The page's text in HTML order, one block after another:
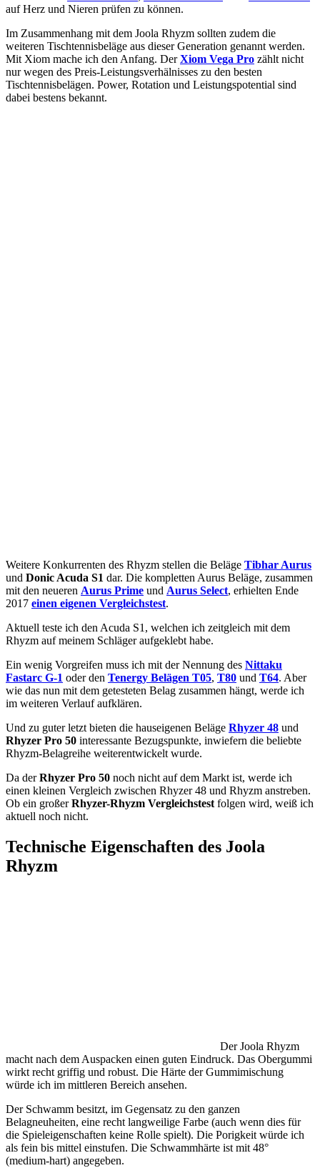
auf Herz und Nieren prüfen zu können.
Im Zusammenhang mit dem Joola Rhyzm sollten zudem die
weiteren Tischtennisbeläge aus dieser Generation genannt werden.
Mit Xiom mache ich den Anfang. DerXiom Vega Pro zählt nicht
nur wegen des Preis-Leistungsverhälnisses zu den besten
Tischtennisbelägen. Power, Rotation und Leistungspotential sind
dabei bestens bekannt.
Weitere Konkurrenten des Rhyzm stellen die Beläge Tibhar Aurus
und Donic Acuda S1 dar. Die kompletten Aurus Beläge, zusammen
mit den neueren Aurus Prime und Aurus Select, erhielten Ende
2017 einen eigenen Vergleichstest.
Aktuell teste ich den Acuda S1, welchen ich zeitgleich mit dem
Rhyzm auf meinem Schläger aufgeklebt habe.
Ein wenig Vorgreifen muss ich mit der Nennung des Nittaku
Fastarc G-1 oder den Tenergy Belägen T05, T80 und T64. Aber
wie das nun mit dem getesteten Belag zusammen hängt, werde ich
im weiteren Verlauf aufklären.
Und zu guter letzt bieten die hauseigenen Beläge Rhyzer 48 und
Rhyzer Pro 50 interessante Bezugspunkte, inwiefern die beliebte
Rhyzm-Belagreihe weiterentwickelt wurde.
Da derRhyzer Pro 50 noch nicht auf dem Markt ist, werde ich
einen kleinen Vergleich zwischen Rhyzer 48 und Rhyzm anstreben.
Ob ein großerRhyzer-Rhyzm Vergleichstest folgen wird, weiß ich
aktuell noch nicht.
Technische Eigenschaften des Joola
Rhyzm
Der Joola Rhyzm
macht nach dem Auspacken einen guten Eindruck. Das Obergummi
wirkt recht griffig und robust. Die Härte der Gummimischung
würde ich im mittleren Bereich ansehen.
Der Schwamm besitzt, im Gegensatz zu den ganzen
Belagneuheiten, eine recht langweilige Farbe (auch wenn dies für
die Spieleigenschaften keine Rolle spielt). Die Porigkeit würde ich
als fein bis mittel einstufen. Die Schwammhärte ist mit 48°
(medium-hart) angegeben.